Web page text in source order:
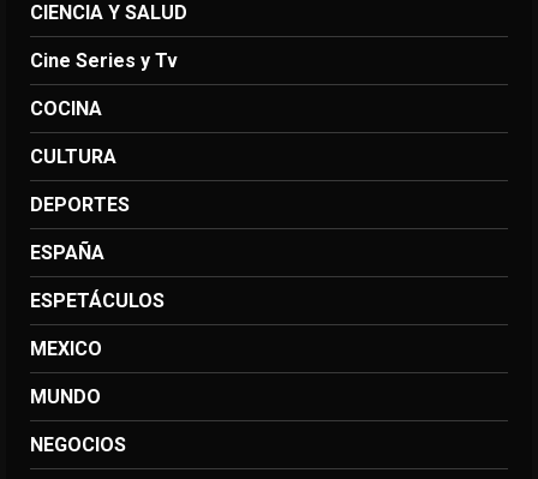
CIENCIA Y SALUD
Cine Series y Tv
COCINA
CULTURA
DEPORTES
ESPAÑA
ESPETÁCULOS
MEXICO
MUNDO
NEGOCIOS